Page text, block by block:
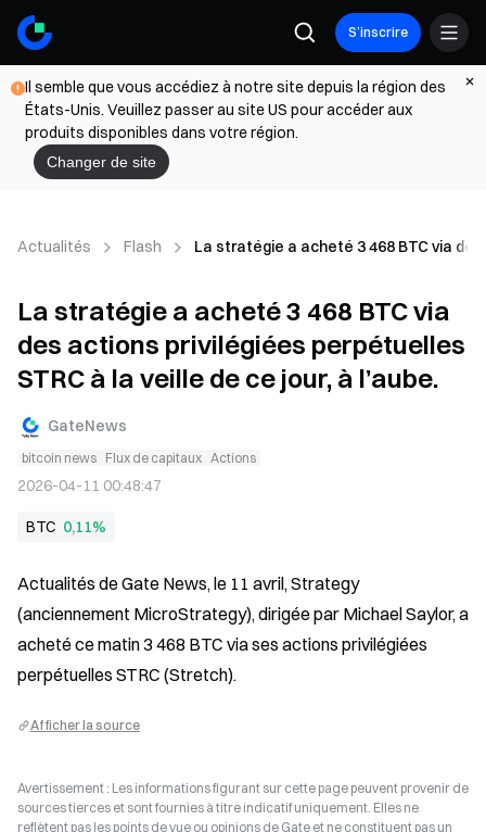
S’inscrire
Il semble que vous accédiez à notre site depuis la région des
États-Unis. Veuillez passer au site US pour accéder aux
produits disponibles dans votre région.
Changer de site
Actualités Flash La stratégie a acheté 3 468 BTC via
La stratégie a acheté 3 468 BTC via
des actions privilégiées perpétuelles
STRC à la veille de ce jour, à l’aube.
GateNews
bitcoin news Flux de capitaux Actions
2026-04-11 00:48:47
BTC 0,11%
Actualités de Gate News, le 11 avril, Strategy
(anciennement MicroStrategy), dirigée par Michael Saylor, a
acheté ce matin 3 468 BTC via ses actions privilégiées
perpétuelles STRC (Stretch).
Afficher la source
Avertissement : Les informations figurant sur cette page peuvent provenir de
sources tierces et sont fournies à titre indicatif uniquement. Elles ne
reflètent pas les points de vue ou opinions de Gate et ne constituent pas un